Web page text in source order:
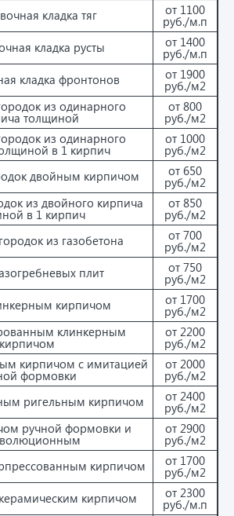
кладка тяг
от 1100
руб./м.п
кладка русты
от 1400
руб./м.п
кладка фронтонов
от 1900
руб./м2
из одинарного
толщиной
от 800
руб./м2
из одинарного
в 1 кирпич
от 1000
руб./м2
двойным кирпичом
от 650
руб./м2
из двойного кирпича
в 1 кирпич
от 850
руб./м2
из газобетона
от 700
руб./м2
плит
от 750
руб./м2
кирпичом
от 1700
руб./м2
клинкерным
кирпичом
от 2200
руб./м2
кирпичом с имитацией
формовки
от 2000
руб./м2
ригельным кирпичом
от 2400
руб./м2
ручной формовки и
от 2900
руб./м2
кирпичом
от 1700
руб./м2
кирпичом
от 2300
руб./м.п